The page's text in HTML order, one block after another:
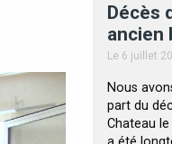
Décès
ancien
Le 6 juillet
Nous
part du
Chateau